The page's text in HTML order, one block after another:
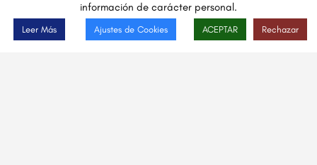
Ver Mapa
información de carácter personal.
Leer Más Ajustes de Cookies ACEPTAR Rechazar